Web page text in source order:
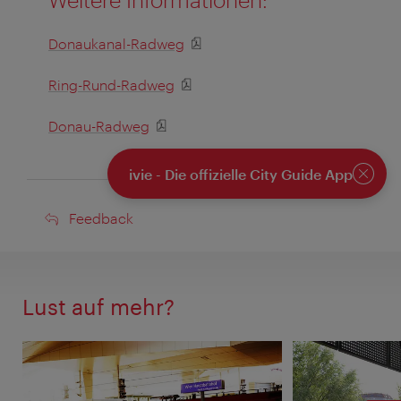
Donaukanal-Radweg
Ring-Rund-Radweg
Donau-Radweg
Feedback
Feedback
ivie - Die offizielle City Guide App
Lust auf mehr?